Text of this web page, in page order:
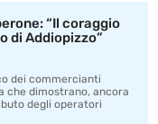
“Il coraggio
di Addiopizzo”
dei commercianti
che dimostrano, ancora
degli operatori